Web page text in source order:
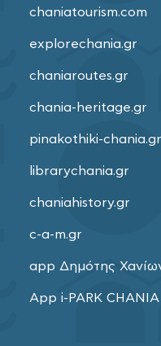
chaniatourism.com
explorechania.gr
chaniaroutes.gr
chania-heritage.gr
pinakothiki-chania.gr
librarychania.gr
chaniahistory.gr
c-a-m.gr
app Δημότης
App i-PARK CHANIA